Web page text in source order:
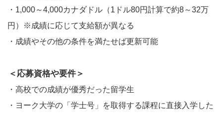
・1,000～4,000カナダドル（1ドル80円計算で約8～32万
円）※成績に応じて支給額が異なる
・成績やその他の条件を満たせば更新可能
＜応募資格や要件＞
・高校での成績が優秀だった留学生
・ヨーク大学の「学士号」を取得する課程に直接入学した